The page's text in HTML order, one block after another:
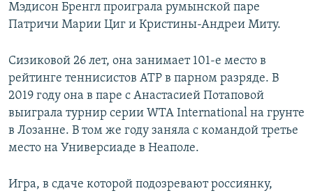
Мэдисон Бренгл проиграла румынской паре
Патричи Марии Циг и Кристины-Андреи Миту.
Сизиковой 26 лет, она занимает 101-е место в
рейтинге теннисистов ATP в парном разряде. В
2019 году она в паре с Анастасией Потаповой
выиграла турнир серии WTA International на грунте
в Лозанне. В том же году заняла с командой третье
место на Универсиаде в Неаполе.
Игра, в сдаче которой подозревают россиянку,